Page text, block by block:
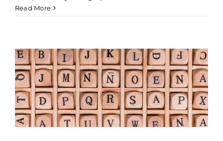
Read More